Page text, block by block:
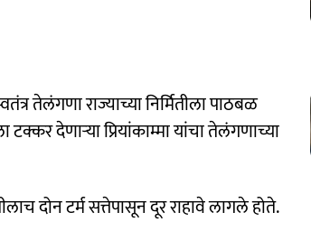
तेलंगणा राज्याच्या निर्मितीला पाठबळ
देणाऱ्या प्रियांकाम्मा यांचा तेलंगणाच्या
दोन टर्म सत्तेपासून दूर राहावे लागले होते.